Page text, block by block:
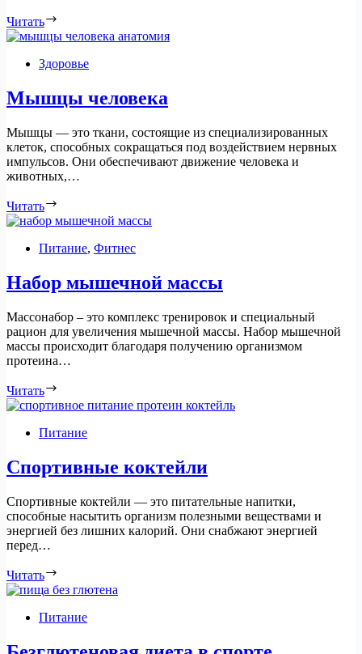
Читать
Здоровье
Мышцы человека
Мышцы — это ткани, состоящие из специализированных
клеток, способных сокращаться под воздействием нервных
импульсов. Они обеспечивают движение человека и
животных,…
Читать
Питание, Фитнес
Набор мышечной массы
Массонабор – это комплекс тренировок и специальный
рацион для увеличения мышечной массы. Набор мышечной
массы происходит благодаря получению организмом
протеина…
Читать
Питание
Спортивные коктейли
Спортивные коктейли — это питательные напитки,
способные насытить организм полезными веществами и
энергией без лишних калорий. Они снабжают энергией
перед…
Читать
Питание